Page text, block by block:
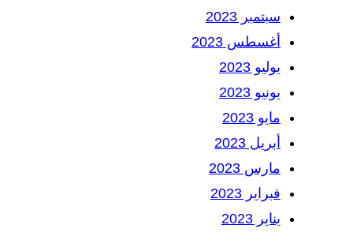
سبتمبر 2023
أغسطس 2023
يوليو 2023
يونيو 2023
مايو 2023
أبريل 2023
مارس 2023
فبراير 2023
يناير 2023